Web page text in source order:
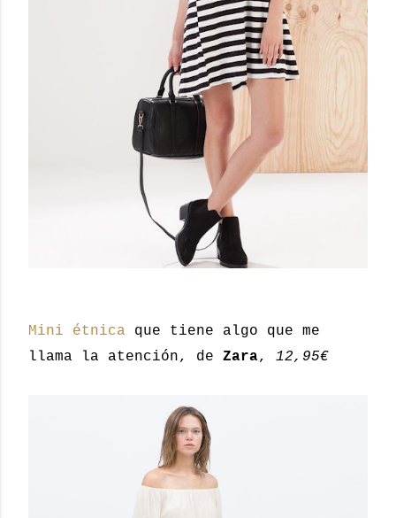
Mini étnica que tiene algo que me
llama la atención, de Zara, 12,95€